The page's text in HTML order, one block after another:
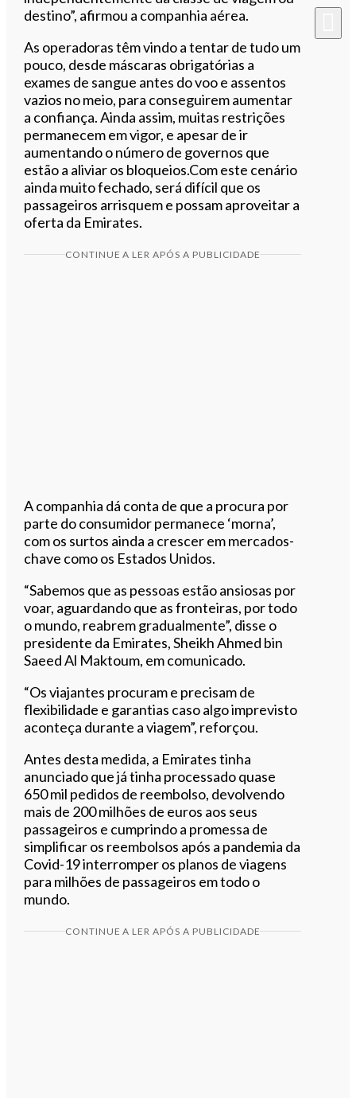
destino”, afirmou a companhia aérea.
As operadoras têm vindo a tentar de tudo um
pouco, desde máscaras obrigatórias a
exames de sangue antes do voo e assentos
vazios no meio, para conseguirem aumentar
a confiança. Ainda assim, muitas restrições
permanecem em vigor, e apesar de ir
aumentando o número de governos que
estão a aliviar os bloqueios.Com este cenário
ainda muito fechado, será difícil que os
passageiros arrisquem e possam aproveitar a
oferta da Emirates.
CONTINUE A LER APÓS A PUBLICIDADE
A companhia dá conta de que a procura por
parte do consumidor permanece ‘morna’,
com os surtos ainda a crescer em mercados-
chave como os Estados Unidos.
“Sabemos que as pessoas estão ansiosas por
voar, aguardando que as fronteiras, por todo
o mundo, reabrem gradualmente”, disse o
presidente da Emirates, Sheikh Ahmed bin
Saeed Al Maktoum, em comunicado.
“Os viajantes procuram e precisam de
flexibilidade e garantias caso algo imprevisto
aconteça durante a viagem”, reforçou.
Antes desta medida, a Emirates tinha
anunciado que já tinha processado quase
650 mil pedidos de reembolso, devolvendo
mais de 200 milhões de euros aos seus
passageiros e cumprindo a promessa de
simplificar os reembolsos após a pandemia da
Covid-19 interromper os planos de viagens
para milhões de passageiros em todo o
mundo.
CONTINUE A LER APÓS A PUBLICIDADE